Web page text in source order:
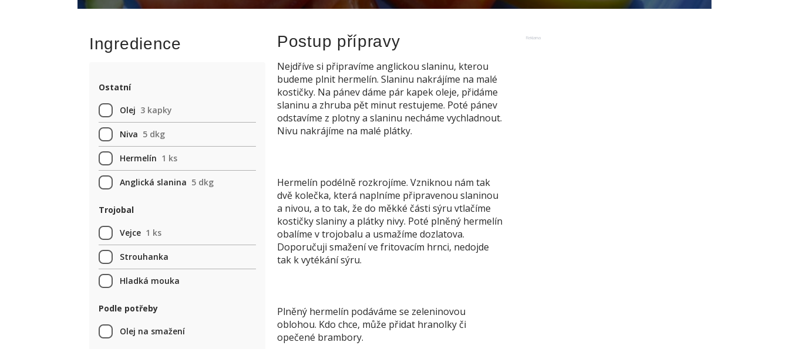
Reklama
Ingredience
Ostatní
Olej 3 kapky
Niva 5 dkg
Hermelín 1 ks
Anglická slanina 5 dkg
Trojobal
Vejce 1 ks
Strouhanka
Hladká mouka
Podle potřeby
Olej na smažení
Postup přípravy
Nejdříve si připravíme anglickou slaninu, kterou
budeme plnit hermelín. Slaninu nakrájíme na malé
kostičky. Na pánev dáme pár kapek oleje, přidáme
slaninu a zhruba pět minut restujeme. Poté pánev
odstavíme z plotny a slaninu necháme vychladnout.
Nivu nakrájíme na malé plátky.
Hermelín podélně rozkrojíme. Vzniknou nám tak
dvě kolečka, která naplníme připravenou slaninou
a nivou, a to tak, že do měkké části sýru vtlačíme
kostičky slaniny a plátky nivy. Poté plněný hermelín
obalíme v trojobalu a usmažíme dozlatova.
Doporučuji smažení ve fritovacím hrnci, nedojde
tak k vytékání sýru.
Plněný hermelín podáváme se zeleninovou
oblohou. Kdo chce, může přidat hranolky či
opečené brambory.